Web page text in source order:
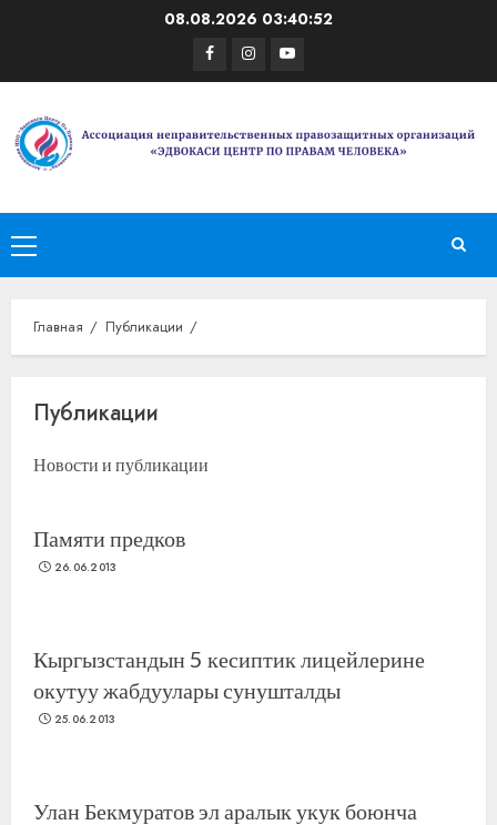
08.08.2026 03:40:52
Facebook
Instagram
Youtube
Основное
меню
Главная Публикации
Публикации
Новости и публикации
Памяти предков
26.06.2013
Кыргызстандын 5 кесиптик лицейлерине
окутуу жабдуулары сунушталды
25.06.2013
Улан Бекмуратов эл аралык укук боюнча